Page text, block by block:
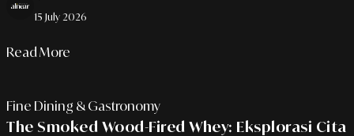
15 July 2026
Read More
Fine Dining & Gastronomy
The Smoked Wood-Fired Whey: Eksplorasi Cita